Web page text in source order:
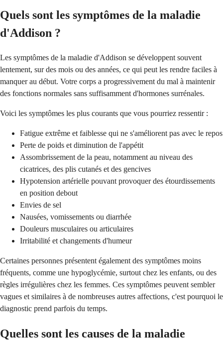
Quels sont les symptômes de la maladie
d'Addison ?
Les symptômes de la maladie d'Addison se développent souvent
lentement, sur des mois ou des années, ce qui peut les rendre faciles à
manquer au début. Votre corps a progressivement du mal à maintenir
des fonctions normales sans suffisamment d'hormones surrénales.
Voici les symptômes les plus courants que vous pourriez ressentir :
Fatigue extrême et faiblesse qui ne s'améliorent pas avec le repos
Perte de poids et diminution de l'appétit
Assombrissement de la peau, notamment au niveau des
cicatrices, des plis cutanés et des gencives
Hypotension artérielle pouvant provoquer des étourdissements
en position debout
Envies de sel
Nausées, vomissements ou diarrhée
Douleurs musculaires ou articulaires
Irritabilité et changements d'humeur
Certaines personnes présentent également des symptômes moins
fréquents, comme une hypoglycémie, surtout chez les enfants, ou des
règles irrégulières chez les femmes. Ces symptômes peuvent sembler
vagues et similaires à de nombreuses autres affections, c'est pourquoi le
diagnostic prend parfois du temps.
Quelles sont les causes de la maladie